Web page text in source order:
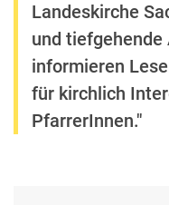
Landeskirche
und tiefgehende
informieren
für kirchlich
PfarrerInnen."